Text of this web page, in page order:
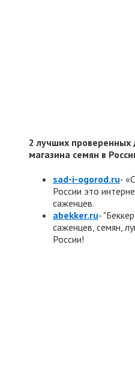
2 лучших
магазина семян в
sad-i-ogorod.ru-
России это
саженцев.
abekker.ru-
саженцев, семян,
России!